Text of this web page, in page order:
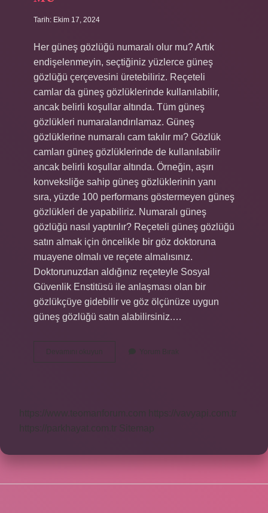
Tarih: Ekim 17, 2024
Her güneş gözlüğü numaralı olur mu? Artık
endişelenmeyin, seçtiğiniz yüzlerce güneş
gözlüğü çerçevesini üretebiliriz. Reçeteli
camlar da güneş gözlüklerinde kullanılabilir,
ancak belirli koşullar altında. Tüm güneş
gözlükleri numaralandırılamaz. Güneş
gözlüklerine numaralı cam takılır mı? Gözlük
camları güneş gözlüklerinde de kullanılabilir
ancak belirli koşullar altında. Örneğin, aşırı
konveksliğe sahip güneş gözlüklerinin yanı
sıra, yüzde 100 performans göstermeyen güneş
gözlükleri de yapabiliriz. Numaralı güneş
gözlüğü nasıl yaptırılır? Reçeteli güneş gözlüğü
satın almak için öncelikle bir göz doktoruna
muayene olmalı ve reçete almalısınız.
Doktorunuzdan aldığınız reçeteyle Sosyal
Güvenlik Enstitüsü ile anlaşması olan bir
gözlükçüye gidebilir ve göz ölçünüze uygun
güneş gözlüğü satın alabilirsiniz.…
Gözlüğünden
Yorum Bırak
https://www.teomanforum.com
https://vavyapi.com.tr
https://parkhayat.com.tr
Sitemap